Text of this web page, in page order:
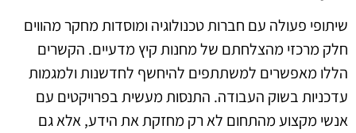
שיתופי פעולה עם חברות טכנולוגיה ומוסדות מחקר מהווים
חלק מרכזי מהצלחתם של מחנות קיץ מדעיים. הקשרים
הללו מאפשרים למשתתפים להיחשף לחדשנות ולמגמות
עדכניות בשוק העבודה. התנסות מעשית בפרויקטים עם
אנשי מקצוע מהתחום לא רק מחזקת את הידע, אלא גם